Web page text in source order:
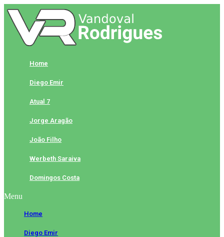
Skip
to
content
Home
Diego Emir
Atual 7
Jorge Aragão
João Filho
Werbeth Saraiva
Domingos Costa
Menu
Home
Diego Emir